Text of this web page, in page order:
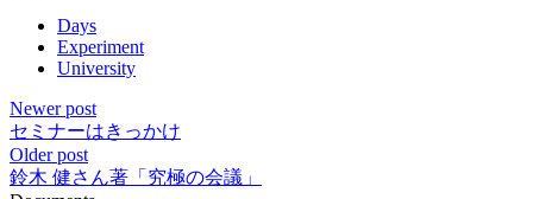
Days
Experiment
University
Newer post
セミナーはきっかけ
Older post
鈴木 健さん著「究極の会議」